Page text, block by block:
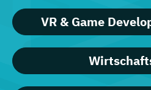
VR & Game